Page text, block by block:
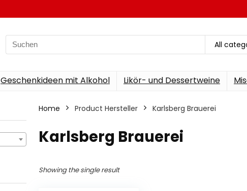
Search
for:
All
Geschenkideen mit Alkohol Likör- und Dessertweine
Home Product Hersteller ‎Karlsberg Brauerei
‎Karlsberg Brauerei
Showing the single result